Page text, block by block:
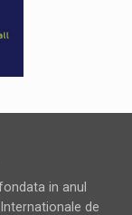
in anul
de